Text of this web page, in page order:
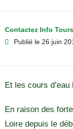
Contactez Info Tours
Publié le 26 juin
Et les cours
En raison des
Loire depuis le